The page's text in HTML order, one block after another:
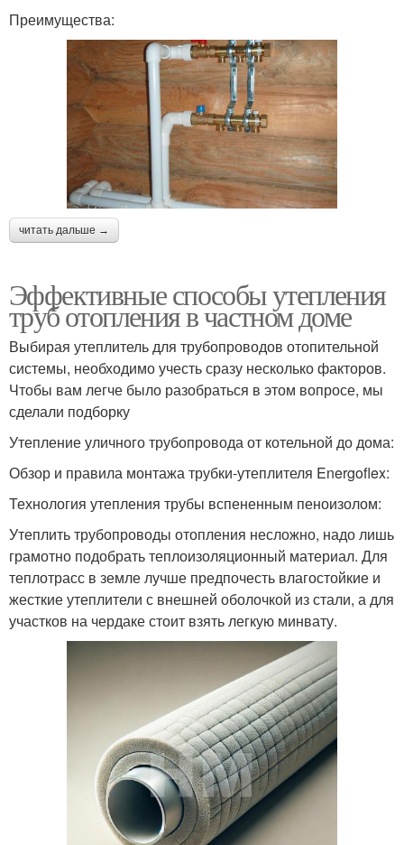
Преимущества:
читать дальше →
Эффективные способы утепления
труб отопления в частном доме
Выбирая утеплитель для трубопроводов отопительной
системы, необходимо учесть сразу несколько факторов.
Чтобы вам легче было разобраться в этом вопросе, мы
сделали подборку
Утепление уличного трубопровода от котельной до дома:
Обзор и правила монтажа трубки-утеплителя Energoflex:
Технология утепления трубы вспененным пеноизолом:
Утеплить трубопроводы отопления несложно, надо лишь
грамотно подобрать теплоизоляционный материал. Для
теплотрасс в земле лучше предпочесть влагостойкие и
жесткие утеплители с внешней оболочкой из стали, а для
участков на чердаке стоит взять легкую минвату.